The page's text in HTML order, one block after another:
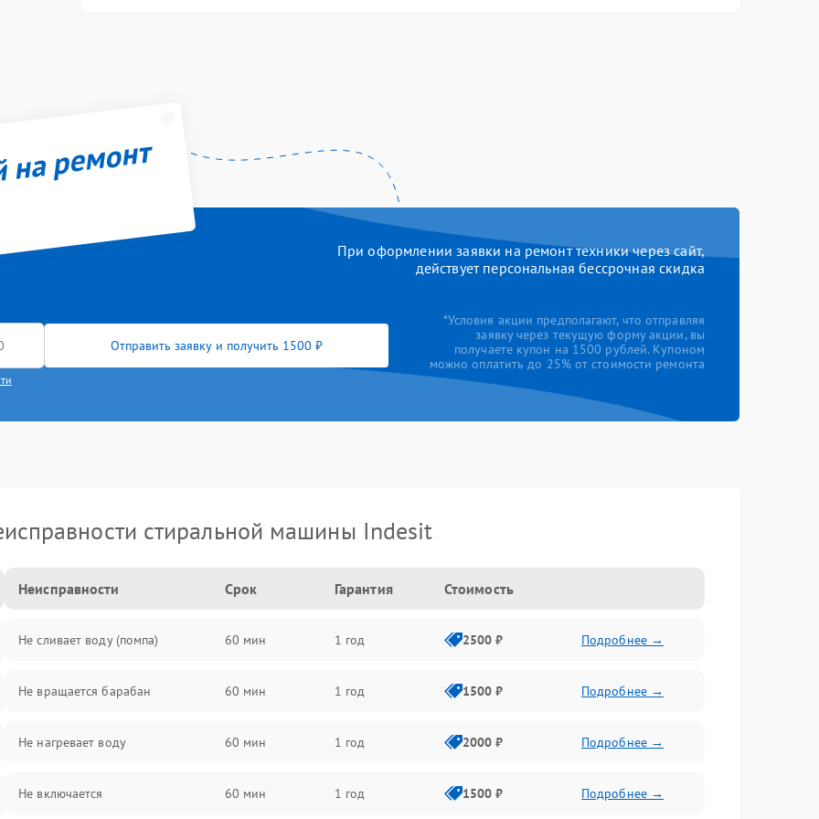
ремонт
При оформлении заявки на ремонт техники через сайт,
действует персональная бессрочная скидка
Отправить заявку и получить 1500 ₽
*Условия акции предполагают, что отправляя
заявку через текущую форму акции, вы
получаете купон на 1500 рублей. Купоном
можно оплатить до 25% от стоимости ремонта
стиральной машины Indesit
Неисправности Срок Гарантия Стоимость
Не сливает воду (помпа) 60 мин 1 год 2500 ₽ Подробнее →
Не вращается барабан 60 мин 1 год 1500 ₽ Подробнее →
Не нагревает воду 60 мин 1 год 2000 ₽ Подробнее →
Не включается 60 мин 1 год 1500 ₽ Подробнее →